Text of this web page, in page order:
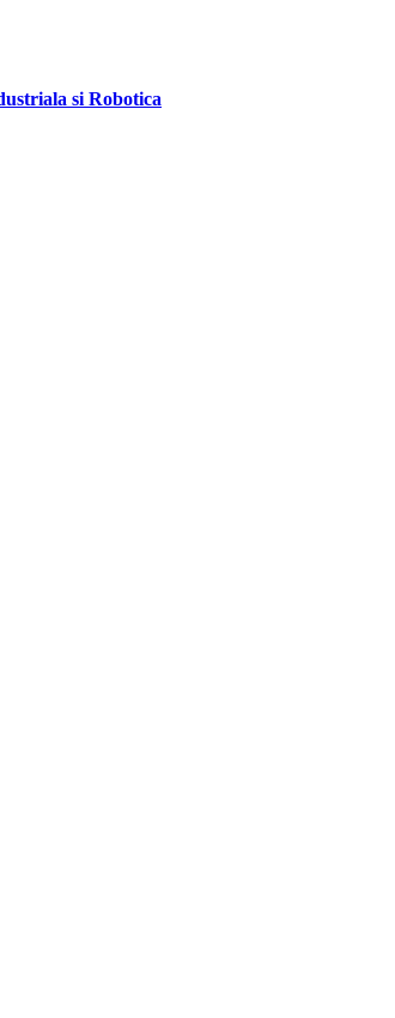
si Robotica